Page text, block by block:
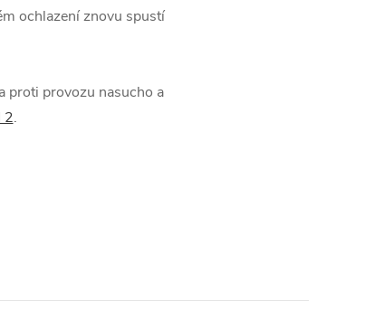
ochlazení znovu spustí
proti provozu nasucho a
2.